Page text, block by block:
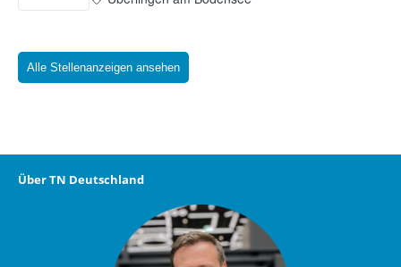
Alle Stellenanzeigen ansehen
Über TN Deutschland